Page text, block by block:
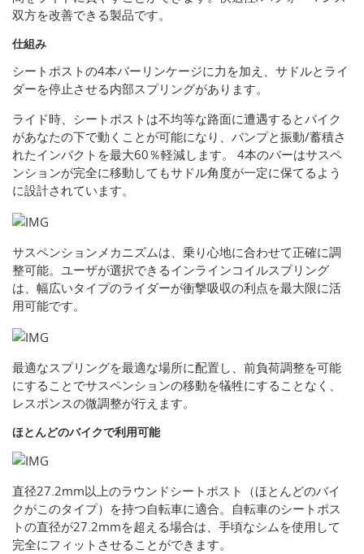
双方を改善できる製品です。
仕組み
シートポストの4本バーリンケージに力を加え、サドルとライ
ダーを停止させる内部スプリングがあります。
ライド時、シートポストは不均等な路面に遭遇するとバイク
があなたの下で動くことが可能になり、バンプと振動/蓄積さ
れたインパクトを最大60％軽減します。 4本のバーはサスペ
ンションが完全に移動してもサドル角度が一定に保てるよう
に設計されています。
サスペンションメカニズムは、乗り心地に合わせて正確に調
整可能。ユーザが選択できるインラインコイルスプリング
は、幅広いタイプのライダーが衝撃吸収の利点を最大限に活
用可能です。
最適なスプリングを最適な場所に配置し、前負荷調整を可能
にすることでサスペンションの移動を犠牲にすることなく、
レスポンスの微調整が行えます。
ほとんどのバイクで利用可能
直径27.2mm以上のラウンドシートポスト（ほとんどのバイ
クがこのタイプ）を持つ自転車に適合。自転車のシートポス
トの直径が27.2mmを超える場合は、手頃なシムを使用して
完全にフィットさせることができます。